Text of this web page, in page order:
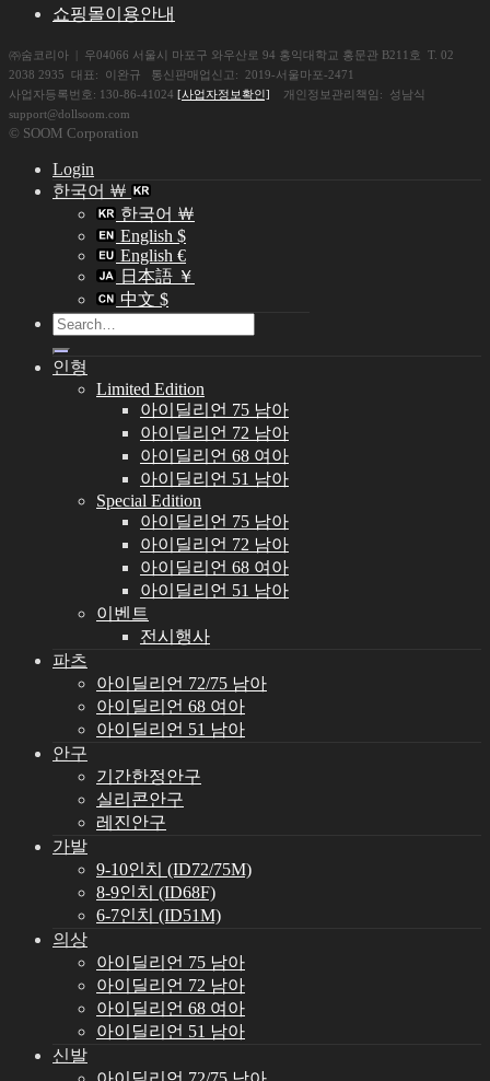
쇼핑몰이용안내
㈜숨코리아 | 우04066 서울시 마포구 와우산로 94 홍익대학교 홍문관 B211호 T. 02
2038 2935 대표: 이완규 통신판매업신고: 2019-서울마포-2471
사업자등록번호: 130-86-41024 [사업자정보확인] 개인정보관리책임: 성남식
support@dollsoom.com
© SOOM Corporation
Login
한국어 ￦
한국어 ￦
English $
English €
日本語 ￥
中文 $
Search
for:
인형
Limited Edition
아이딜리언 75 남아
아이딜리언 72 남아
아이딜리언 68 여아
아이딜리언 51 남아
Special Edition
아이딜리언 75 남아
아이딜리언 72 남아
아이딜리언 68 여아
아이딜리언 51 남아
이벤트
전시행사
파츠
아이딜리언 72/75 남아
아이딜리언 68 여아
아이딜리언 51 남아
안구
기간한정안구
실리콘안구
레진안구
가발
9-10인치 (ID72/75M)
8-9인치 (ID68F)
6-7인치 (ID51M)
의상
아이딜리언 75 남아
아이딜리언 72 남아
아이딜리언 68 여아
아이딜리언 51 남아
신발